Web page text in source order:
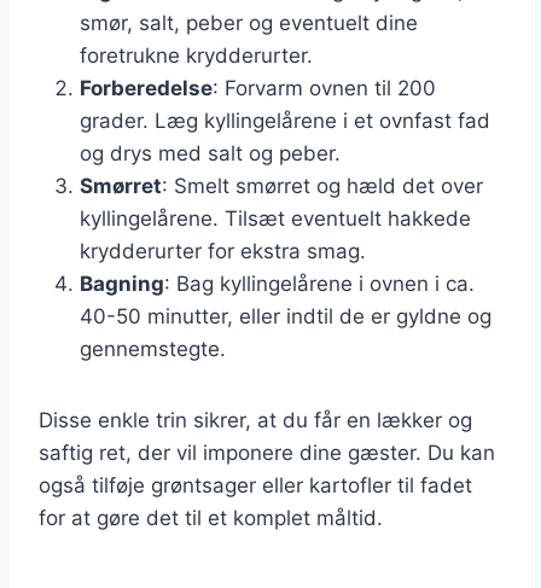
smør, salt, peber og eventuelt dine
foretrukne krydderurter.
Forberedelse: Forvarm ovnen til 200
grader. Læg kyllingelårene i et ovnfast fad
og drys med salt og peber.
Smørret: Smelt smørret og hæld det over
kyllingelårene. Tilsæt eventuelt hakkede
krydderurter for ekstra smag.
Bagning: Bag kyllingelårene i ovnen i ca.
40-50 minutter, eller indtil de er gyldne og
gennemstegte.
Disse enkle trin sikrer, at du får en lækker og
saftig ret, der vil imponere dine gæster. Du kan
også tilføje grøntsager eller kartofler til fadet
for at gøre det til et komplet måltid.